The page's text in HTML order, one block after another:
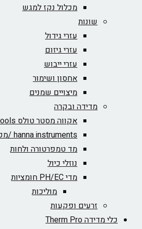
מכלול נקז למגש
שונות
עזרי גידול
עזרי גיזום
עזרי ייבוש
אחסון ושימור
מיצויים שמנים
מדידה ובקרה
אקווה מסטר טולס Aqua Master tools
hanna instruments /מכשירים האנה
מד טמפרטורה ולחות
נוזלי כיול
מדי PH/EC חומציות
מוליכות
זרעים ופקעות
כלי מדידה Therm Pro